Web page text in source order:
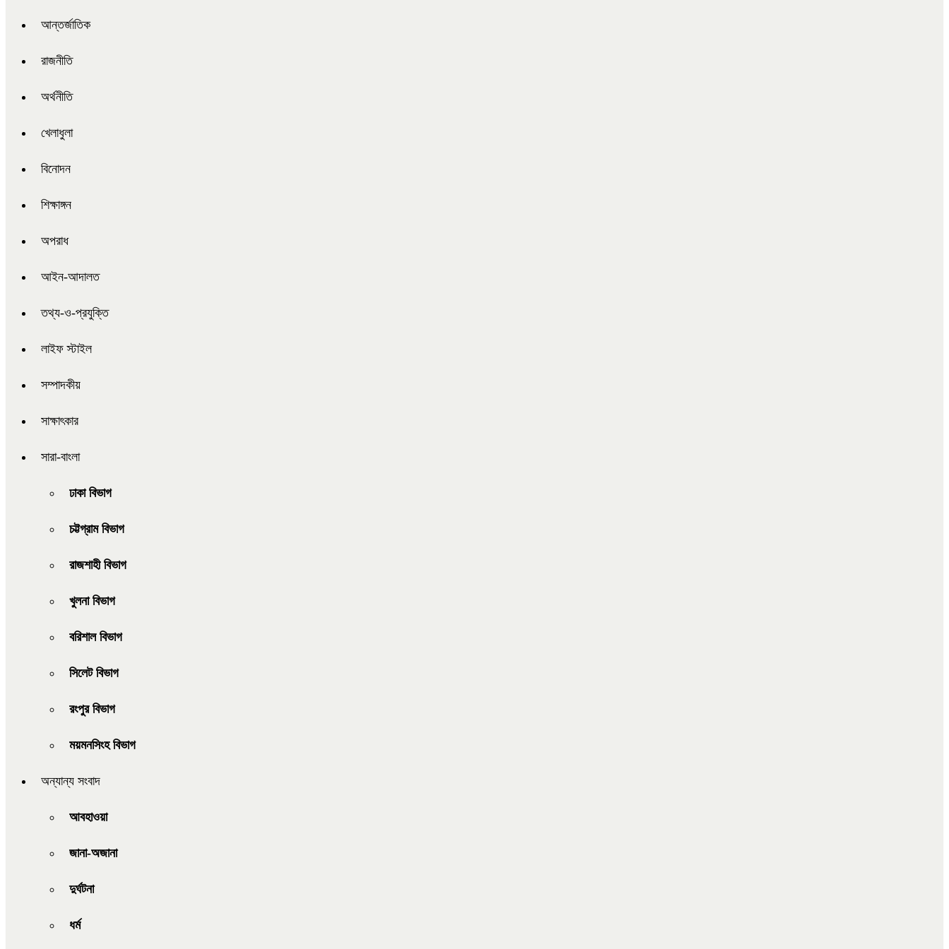
আন্তর্জাতিক
রাজনীতি
অর্থনীতি
খেলাধুলা
বিনোদন
শিক্ষাঙ্গন
অপরাধ
আইন-আদালত
তথ্য-ও-প্রযুক্তি
লাইফ স্টাইল
সম্পাদকীয়
সাক্ষাৎকার
সারা-বাংলা
ঢাকা বিভাগ
চট্টগ্রাম বিভাগ
রাজশাহী বিভাগ
খুলনা বিভাগ
বরিশাল বিভাগ
সিলেট বিভাগ
রংপুর বিভাগ
ময়মনসিংহ বিভাগ
অন্যান্য সংবাদ
আবহাওয়া
জানা-অজানা
দুর্ঘটনা
ধর্ম